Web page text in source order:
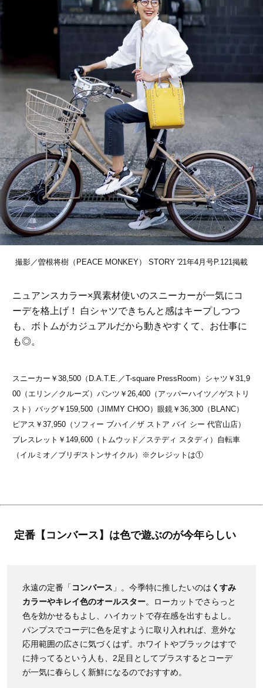
撮影／曽根将樹（PEACE MONKEY） STORY '21年4月号P.121掲載
ニュアンスカラー×異素材使いのスニーカーが一気にコ
ーデを格上げ！ 白シャツできちんと感はキープしつつ
も、ボトムがカジュアルだから動きやすくて、お仕事に
も◎。
スニーカー￥38,500（D.A.T.E.／T-square PressRoom）シャツ￥31,9
00（エリン／クルーズ）パンツ￥26,400（アッパーハイツ／ゲストリ
スト）バッグ￥159,500（JIMMY CHOO）眼鏡￥36,300（BLANC）
ピアス￥37,950（ソフィー ブハイ／ザ ストア バイ シー 代官山店）
ブレスレット￥149,600（トムウッド／ステディ スタディ）自転車
（イルミオ／ブリヂストンサイクル）※クレジットは①
定番【コンバース】は色で遊ぶのが今年らしい
永遠の定番「 コンバース 」。今季特に推したいのは くすみ
カラーやキレイ色のオールスター。ローカットでさらっと
色を効かせるもよし、ハイカットで存在感を出すもよし。
パンプスでコーデに色を足すように取り入れれば、意外な
応用範囲の広さに気づくはず。ホワイトやブラックはすで
に持ってるという人も、2足目としてプラスするとコーデ
が一気に春らしく新鮮になるのでおすすめ。